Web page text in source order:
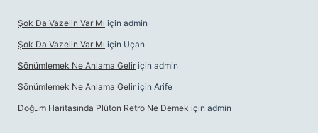
Şok Da Vazelin Var Mı için admin
Şok Da Vazelin Var Mı için Uçan
Sönümlemek Ne Anlama Gelir için admin
Sönümlemek Ne Anlama Gelir için Arife
Doğum Haritasında Plüton Retro Ne Demek için admin